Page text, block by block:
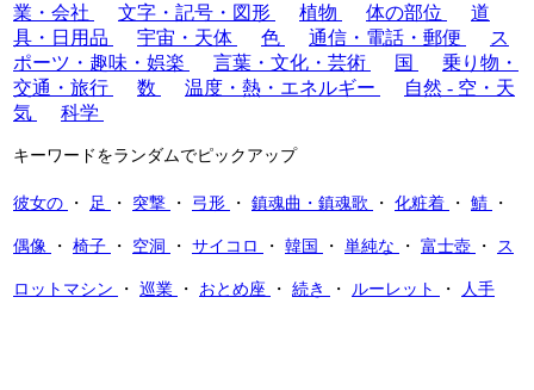
業・会社
文字・記号・図形 植物 体の部位
道
具・日用品
宇宙・天体 色 通信・電話・郵便
ス
ポーツ・趣味・娯楽
言葉・文化・芸術 国
乗り物・
交通・旅行
数 温度・熱・エネルギー
自然 - 空・天
気
科学
キーワードをランダムでピックアップ
彼女の ・ 足 ・ 突撃 ・ 弓形 ・ 鎮魂曲・鎮魂歌 ・ 化粧着 ・ 鯖 ・
偶像 ・ 椅子 ・ 空洞 ・ サイコロ ・ 韓国 ・ 単純な ・ 富士壺 ・ ス
ロットマシン ・ 巡業 ・ おとめ座 ・ 続き ・ ルーレット ・ 人手